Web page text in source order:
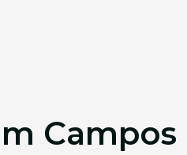
Campos